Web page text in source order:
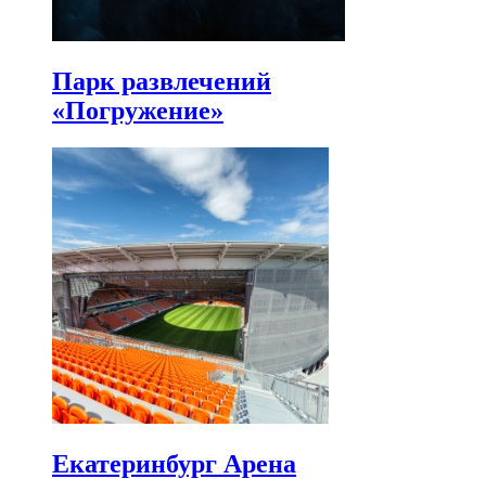
Парк развлечений
«Погружение»
Екатеринбург Арена